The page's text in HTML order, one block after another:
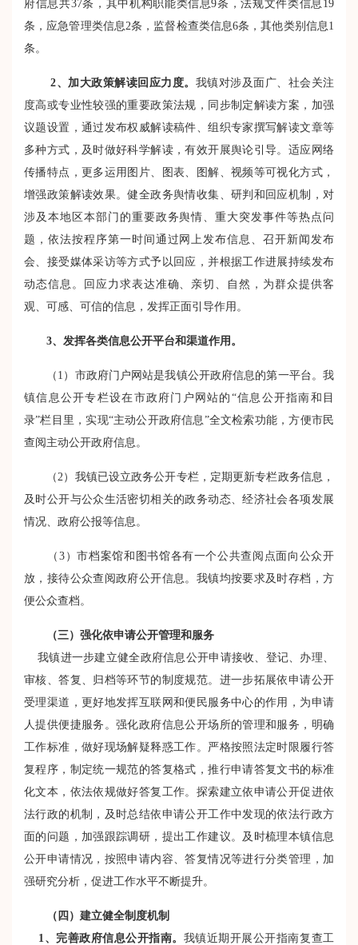
府信息共37条，其中机构职能类信息9条，法规文件类信息 19
条，应急管理类信息 2条，监督检查类信息6条，其他类别信息 1
条。
2、加大政策解读回应力度。 我镇对涉及面广、社会关注
度高或专业性较强的重要政策法规，同步制定解读方案，加强
议题设置，通过发布权威解读稿件、组织专家撰写解读文章等
多种方式，及时做好科学解读，有效开展舆论引导。适应网络
传播特点，更多运用图片、图表、图解、视频等可视化方式，
增强政策解读效果。健全政务舆情收集、研判和回应机制，对
涉及本地区本部门的重要政务舆情、重大突发事件等热点问
题，依法按程序第一时间通过网上发布信息、召开新闻发布
会、接受媒体采访等方式予以回应，并根据工作进展持续发布
动态信息。回应力求表达准确、亲切、自然，为群众提供客
观、可感、可信的信息，发挥正面引导作用。
3、发挥各类信息公开平台和渠道作用。
（ 1 ）市政府门户网站是我镇公开政府信息的第一平台。我
镇信息公开专栏设在市政府门户网站的“信息公开指南和目
录”栏目里，实现“主动公开政府信息”全文检索功能，方便市民
查阅主动公开政府信息。
（ 2 ）我镇已设立政务公开专栏，定期更新专栏政务信息，
及时公开与公众生活密切相关的政务动态、经济社会各项发展
情况、政府公报等信息。
（ 3）市档案馆和图书馆各有一个公共查阅点面向公众开
放，接待公众查阅政府公开信息。我镇均按要求及时存档，方
便公众查档。
（三）强化依申请公开管理和服务
我镇进一步建立健全政府信息公开申请接收、登记、办理、
审核、答复、归档等环节的制度规范。进一步拓展依申请公开
受理渠道，更好地发挥互联网和便民服务中心的作用，为申请
人提供便捷服务。强化政府信息公开场所的管理和服务，明确
工作标准，做好现场解疑释惑工作。严格按照法定时限履行答
复程序，制定统一规范的答复格式，推行申请答复文书的标准
化文本，依法依规做好答复工作。探索建立依申请公开促进依
法行政的机制，及时总结依申请公开工作中发现的依法行政方
面的问题，加强跟踪调研，提出工作建议。及时梳理本镇信息
公开申请情况，按照申请内容、答复情况等进行分类管理，加
强研究分析，促进工作水平不断提升。
（四）建立健全制度机制
1 、完善政府信息公开指南。 我镇近期开展公开指南复查工